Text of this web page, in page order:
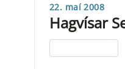
22. maí 2008
Hagvísar